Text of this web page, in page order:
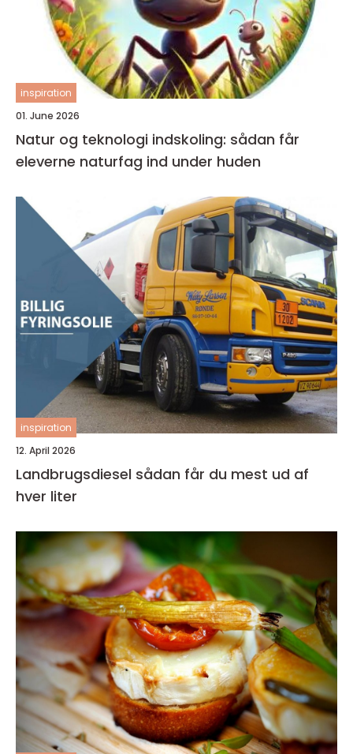
inspiration
01. June 2026
Natur og teknologi indskoling: sådan får
eleverne naturfag ind under huden
inspiration
12. April 2026
Landbrugsdiesel sådan får du mest ud af
hver liter